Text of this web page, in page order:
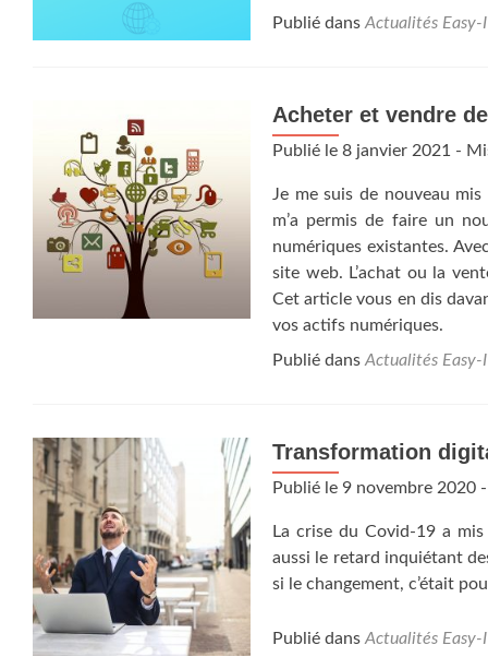
Publié dans Actualités Easy-
Acheter et vendre
Publié le 8 janvier 2021 -
Je me suis de nouveau
m’a permis de faire un
numériques existantes.
site web. L’achat ou la
Cet article vous en dis
vos actifs numériques.
Publié dans Actualités Easy-
Transformation
Publié le 9 novembre 2020
La crise du Covid-19 a
aussi le retard inquiétant
si le changement, c’était
Publié dans Actualités Easy-